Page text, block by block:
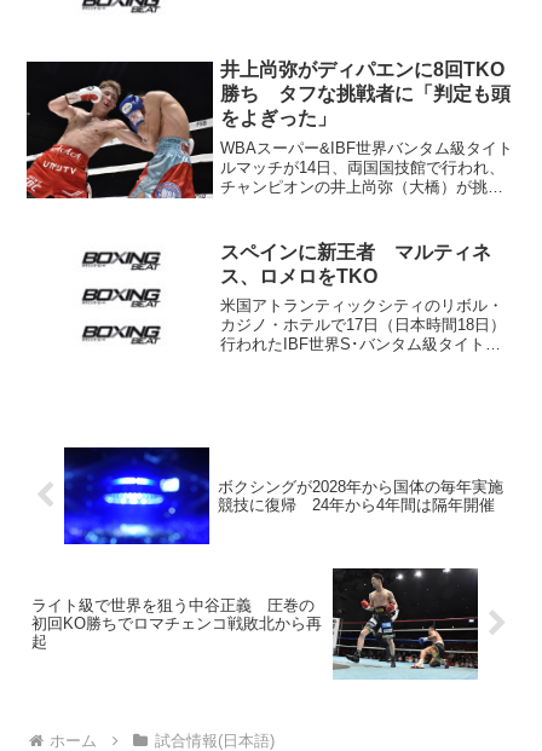
（横浜光）が６月１...
井上尚弥がディパエンに8回TKO
勝ち タフな挑戦者に「判定も頭
をよぎった」
WBAスーパー&IBF世界バンタム級タイト
ルマッチが14日、両国国技館で行われ、
チャンピオンの井上尚弥（大橋）が挑戦
は6度目、IBFは4度目の防衛に成功...
スペインに新王者 マルティネ
ス、ロメロをTKO
米国アトランティックシティのリボル・
カジノ・ホテルで17日（日本時間18日）
行われたIBF世界S･バンタム級タイトル
ボクシングが2028年から国体の毎年実施
競技に復帰 24年から4年間は隔年開催
ライト級で世界を狙う中谷正義 圧巻の
初回KO勝ちでロマチェンコ戦敗北から再
起
ホーム 試合情報(日本語)